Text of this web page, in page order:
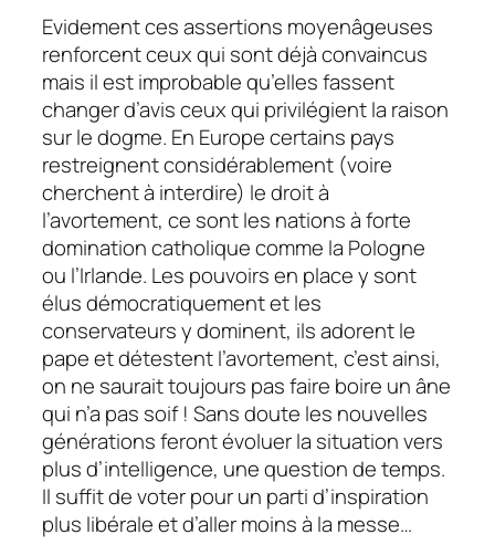
Evidement ces assertions moyenâgeuses
renforcent ceux qui sont déjà convaincus
mais il est improbable qu’elles fassent
changer d’avis ceux qui privilégient la raison
sur le dogme. En Europe certains pays
restreignent considérablement (voire
cherchent à interdire) le droit à
l’avortement, ce sont les nations à forte
domination catholique comme la Pologne
ou l’Irlande. Les pouvoirs en place y sont
élus démocratiquement et les
conservateurs y dominent, ils adorent le
pape et détestent l’avortement, c’est ainsi,
on ne saurait toujours pas faire boire un âne
qui n’a pas soif ! Sans doute les nouvelles
générations feront évoluer la situation vers
plus d’intelligence, une question de temps.
Il suffit de voter pour un parti d’inspiration
plus libérale et d’aller moins à la messe…